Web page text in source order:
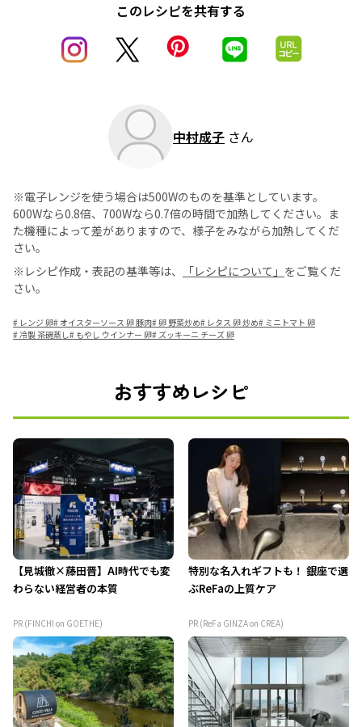
このレシピを共有する
中村成子 さん
※電子レンジを使う場合は500Wのものを基準としています。
600Wなら0.8倍、700Wなら0.7倍の時間で加熱してください。ま
た機種によって差がありますので、様子をみながら加熱してくだ
さい。
※レシピ作成・表記の基準等は、
「レシピについて」 をご覧くだ
さい。
# レンジ 卵#オイスターソース 卵 豚肉#卵 野菜炒め# レタス 卵 炒め# ミニトマト 卵
#冷製 茶碗蒸し# もやし ウインナー 卵# ズッキーニ チーズ 卵
おすすめレシピ
【見城徹×藤田晋】AI時代でも変
わらない経営者の本質
PR (FINCHI on GOETHE)
特別な名入れギフトも！ 銀座で選
ぶReFaの上質ケア
PR (ReFa GINZA on CREA)